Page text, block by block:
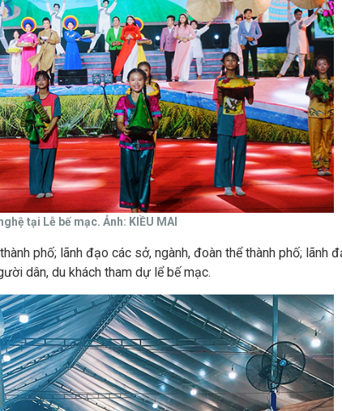
tại Lễ bế mạc. Ảnh: KIỀU MAI
phố; lãnh đạo các sở, ngành, đoàn thể thành phố; lãnh
dân, du khách tham dự lể bế mạc.